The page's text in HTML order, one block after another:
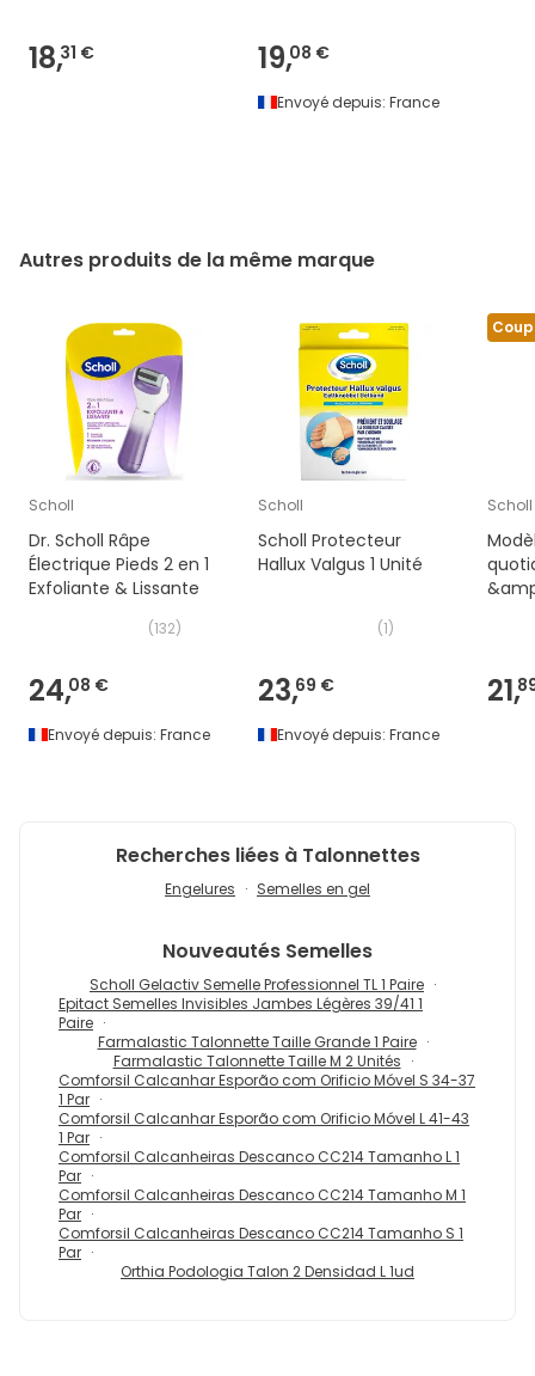
18,31 € 19,08 €
Envoyé depuis: France
Autres produits de la même marque
Scholl
Dr. Scholl Râpe
Électrique Pieds 2 en 1
Exfoliante & Lissante
(132)
24,08 €
Envoyé depuis: France
Scholl
Scholl Protecteur
Hallux Valgus 1 Unité
(1)
23,69 €
Envoyé depuis: France
Scholl
21,
Recherches liées à Talonnettes
Engelures Semelles en gel
Nouveautés Semelles
Scholl Gelactiv Semelle Professionnel TL 1 Paire
Epitact Semelles Invisibles Jambes Légères 39/41 1
Paire
Farmalastic Talonnette Taille Grande 1 Paire
Farmalastic Talonnette Taille M 2 Unités
Comforsil Calcanhar Esporão com Orificio Móvel S 34-37
1 Par
Comforsil Calcanhar Esporão com Orificio Móvel L 41-43
1 Par
Comforsil Calcanheiras Descanco CC214 Tamanho L 1
Par
Comforsil Calcanheiras Descanco CC214 Tamanho M 1
Par
Comforsil Calcanheiras Descanco CC214 Tamanho S 1
Par
Orthia Podologia Talon 2 Densidad L 1ud